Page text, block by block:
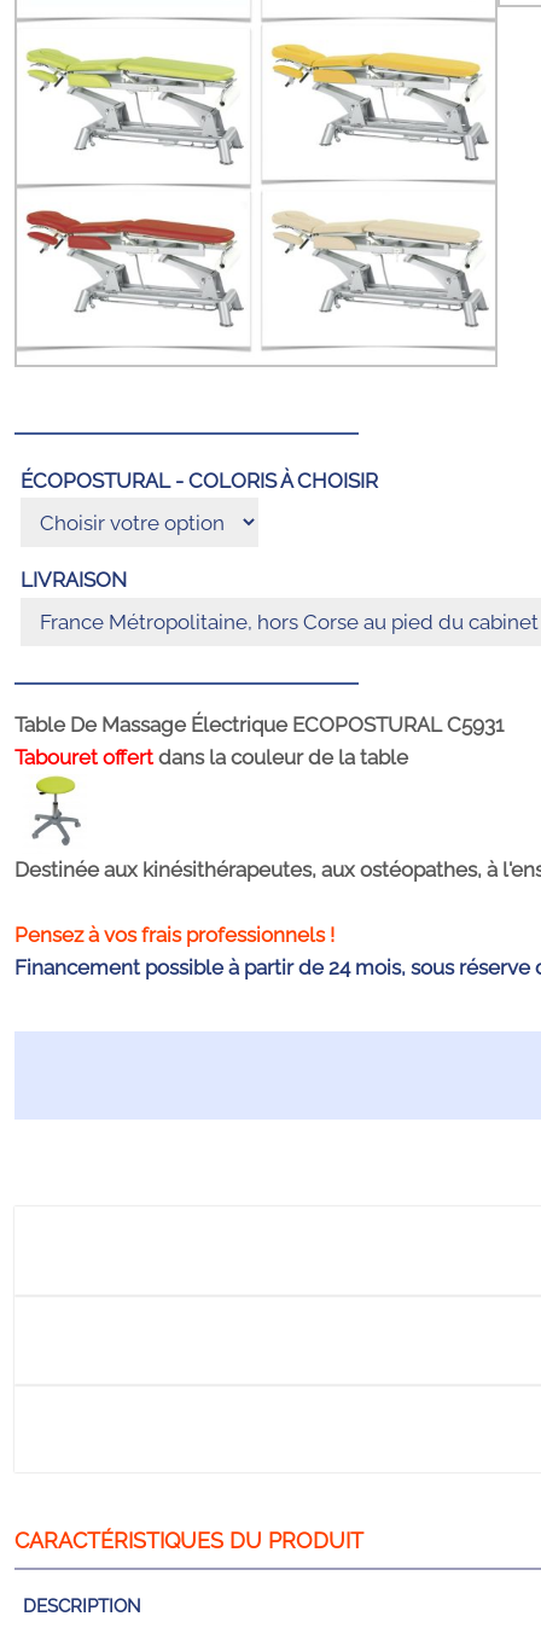
ÉCOPOSTURAL - COLORIS À CHOISIR
LIVRAISON
Table De Massage Électrique ECOPOSTURAL C5931
Tabouret offert dans la couleur de la table
Destinée aux kinésithérapeutes, aux ostéopathes, à
Pensez à vos frais professionnels !
Financement possible à partir de 24 mois, sous réserve
DESCRIPTION